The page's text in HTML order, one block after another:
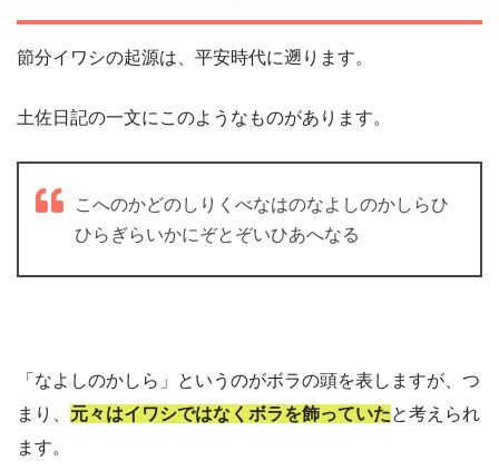
節分イワシの起源は、平安時代に遡ります。
土佐日記の一文にこのようなものがあります。
こへのかどのしりくべなはのなよしのかしらひ
ひらぎらいかにぞとぞいひあへなる
「なよしのかしら」というのがボラの頭を表しますが、つ
まり、 元々はイワシではなくボラを飾っていたと考えられ
ます。